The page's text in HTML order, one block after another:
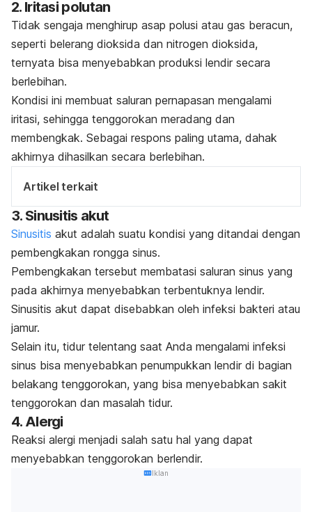
2. Iritasi polutan
Tidak sengaja menghirup asap polusi atau gas beracun,
seperti belerang dioksida dan nitrogen dioksida,
ternyata bisa menyebabkan produksi lendir secara
berlebihan.
Kondisi ini membuat saluran pernapasan mengalami
iritasi, sehingga tenggorokan meradang dan
membengkak. Sebagai respons paling utama, dahak
akhirnya dihasilkan secara berlebihan.
Artikel terkait
3. Sinusitis akut
Sinusitis akut adalah suatu kondisi yang ditandai dengan
pembengkakan rongga sinus.
Pembengkakan tersebut membatasi saluran sinus yang
pada akhirnya menyebabkan terbentuknya lendir.
Sinusitis akut dapat disebabkan oleh infeksi bakteri atau
jamur.
Selain itu, tidur telentang saat Anda mengalami infeksi
sinus bisa menyebabkan penumpukkan lendir di bagian
belakang tenggorokan, yang bisa menyebabkan sakit
tenggorokan dan masalah tidur.
4. Alergi
Reaksi alergi menjadi salah satu hal yang dapat
menyebabkan tenggorokan berlendir.
Iklan